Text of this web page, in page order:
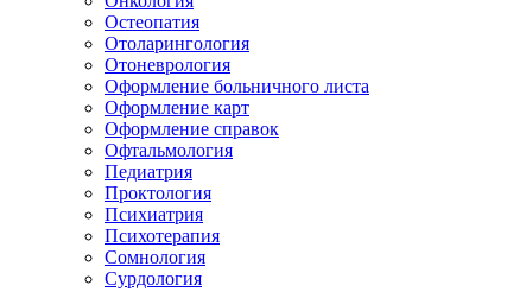
Остеопатия
Отоларингология
Отоневрология
Оформление больничного листа
Оформление карт
Оформление справок
Офтальмология
Педиатрия
Проктология
Психиатрия
Психотерапия
Сомнология
Сурдология